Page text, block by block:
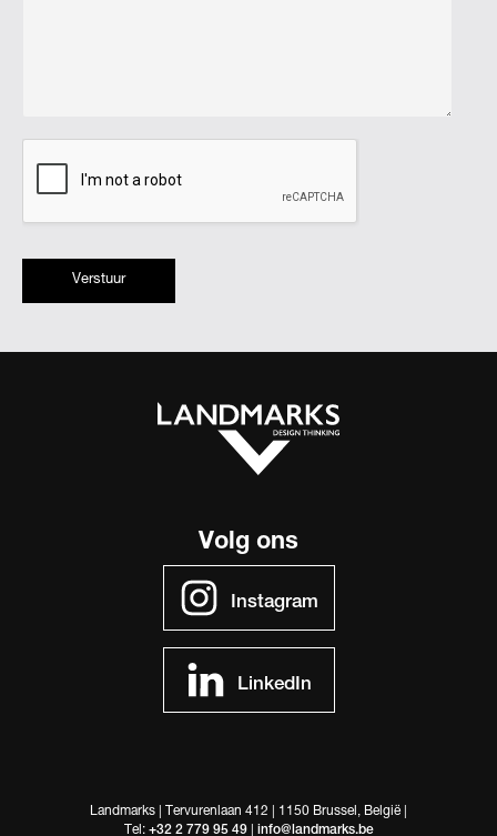
Verstuur
Volg ons
Instagram
LinkedIn
Landmarks |
Tervurenlaan 412 | 1150 Brussel, België |
Tel: +32 2 779 95 49| info@landmarks.be